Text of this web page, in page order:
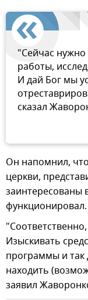
"Сейчас
работы,
И дай Бог мы
сказал
Он напомнил,
церкви,
заинтересованы
функционировал.
Изыскивать
программы и так
находить
заявил